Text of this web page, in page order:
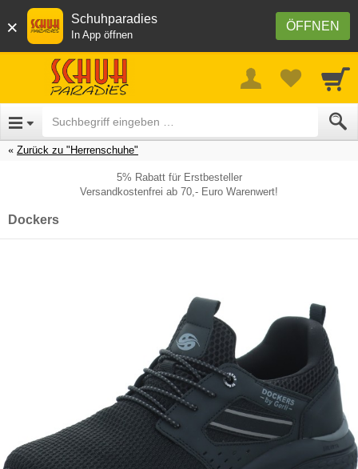
× ÖFFNEN
Schuhparadies
In App öffnen
Zurück zu "Herrenschuhe"
5% Rabatt für Erstbesteller
Versandkostenfrei ab 70,- Euro Warenwert!
Dockers